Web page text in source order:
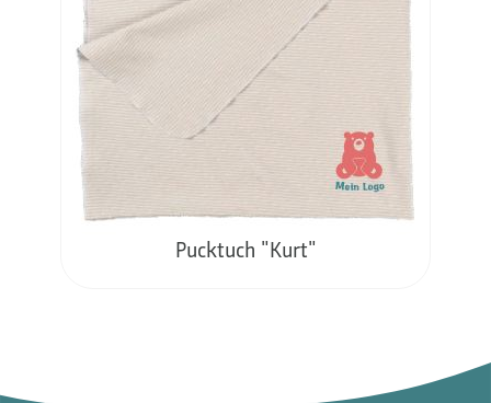
Pucktuch "Kurt"